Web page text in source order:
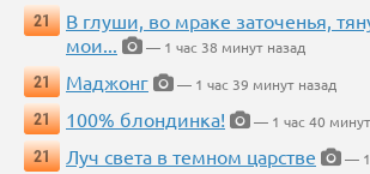
21
В глуши, во мраке заточенья,
мои...
— 1 час 38 минут назад
21
Маджонг
— 1 час 39 минут назад
21
100% блондинка!
— 1 час 40
21
Луч света в темном царстве
— 1